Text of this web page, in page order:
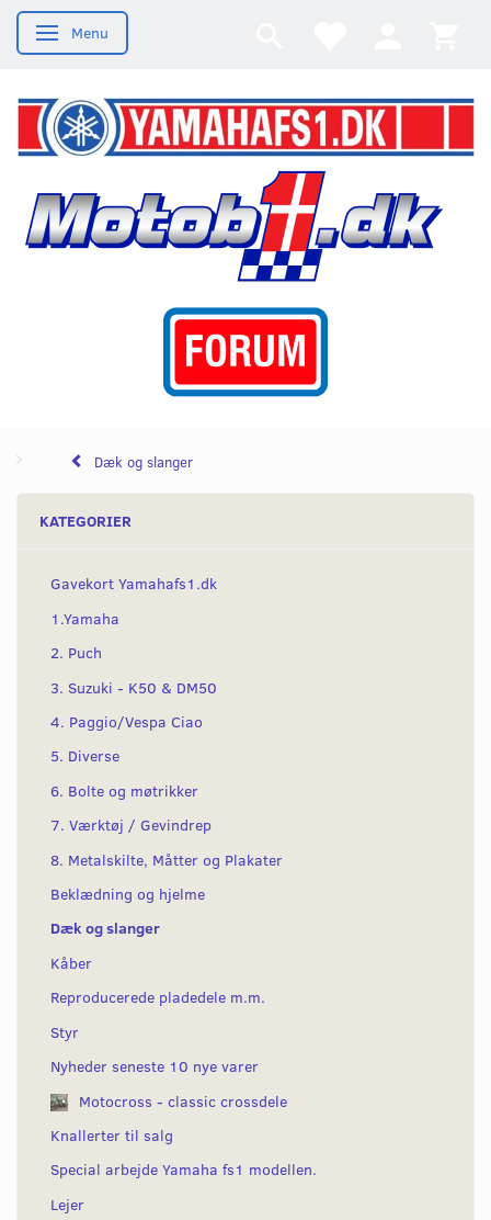
Skifte navigation
Menu
Dæk og slanger
KATEGORIER
Gavekort Yamahafs1.dk
1.Yamaha
2. Puch
3. Suzuki - K50 & DM50
4. Paggio/Vespa Ciao
5. Diverse
6. Bolte og møtrikker
7. Værktøj / Gevindrep
8. Metalskilte, Måtter og Plakater
Beklædning og hjelme
Dæk og slanger
Kåber
Reproducerede pladedele m.m.
Styr
Nyheder seneste 10 nye varer
Motocross - classic crossdele
Knallerter til salg
Special arbejde Yamaha fs1 modellen.
Lejer